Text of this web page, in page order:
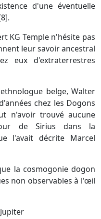
d'une éventuelle
KG Temple n'hésite pas
leur savoir ancestral
eux d'extraterrestres
belge, Walter
chez les Dogons
n'avoir trouvé aucune
de Sirius dans la
l'avait décrite Marcel
la cosmogonie dogon
non observables à l'œil